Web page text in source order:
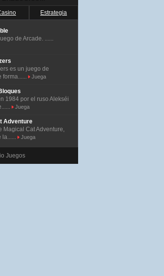
Estrategia
de Arcade. ......
es un juego de
forma......
Juega
1984 por el ruso Alekséi
Juega
Adventure
Magical Cat Adventure,
la......
Juega
Juegos